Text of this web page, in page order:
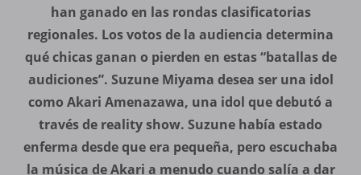
han ganado en las rondas clasificatorias
regionales. Los votos de la audiencia determina
qué chicas ganan o pierden en estas “batallas de
audiciones”. Suzune Miyama desea ser una idol
como Akari Amenazawa, una idol que debutó a
través de reality show. Suzune había estado
enferma desde que era pequeña, pero escuchaba
la música de Akari a menudo cuando salía a dar